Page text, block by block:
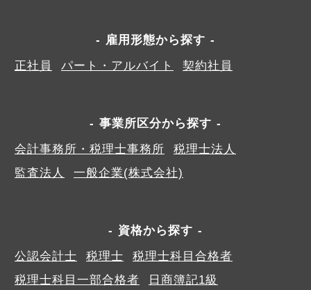
雇用形態から探す
正社員
パート・アルバイト 契約社員
事業所区分から探す
会計事務所・税理士事務所
税理士法人
監査法人
一般企業(株式会社)
資格から探す
公認会計士
税理士
税理士科目合格者
税理士科目一部合格者
日商簿記1級